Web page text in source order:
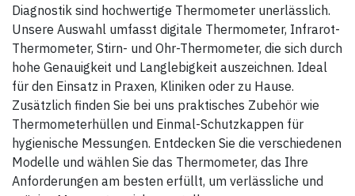
Diagnostik sind hochwertige Thermometer unerlässlich.
Unsere Auswahl umfasst digitale Thermometer, Infrarot-
Thermometer, Stirn- und Ohr-Thermometer, die sich durch
hohe Genauigkeit und Langlebigkeit auszeichnen. Ideal
für den Einsatz in Praxen, Kliniken oder zu Hause.
Zusätzlich finden Sie bei uns praktisches Zubehör wie
Thermometerhüllen und Einmal-Schutzkappen für
hygienische Messungen. Entdecken Sie die verschiedenen
Modelle und wählen Sie das Thermometer, das Ihre
Anforderungen am besten erfüllt, um verlässliche und